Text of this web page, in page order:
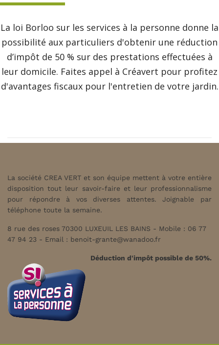
La loi Borloo sur les services à la personne donne la
possibilité aux particuliers d'obtenir une réduction
d’impôt de 50 % sur des prestations effectuées à
leur domicile. Faites appel à Créavert pour profitez
d'avantages fiscaux pour l'entretien de votre jardin.
La société CREA VERT et son équipe mettent à votre entière
disposition tout leur savoir-faire et leur professionnalisme
pour répondre à vos diverses attentes. Joignable par
téléphone toute la semaine.
8 rue des roses 70300 LUXEUIL LES BAINS - Mobile : 06 77
47 94 23 - Email : benoit-grante@wanadoo.fr
Déduction d'impôt possible de 50%.